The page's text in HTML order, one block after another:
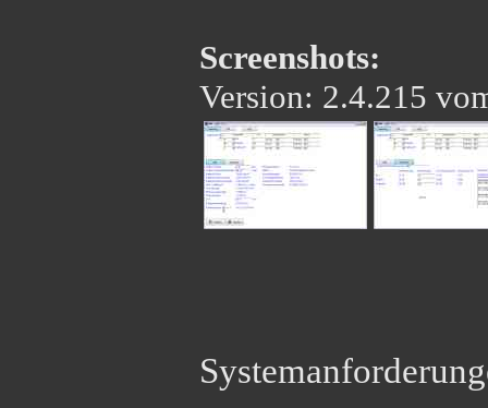
Screenshots:
Version: 2.4.215